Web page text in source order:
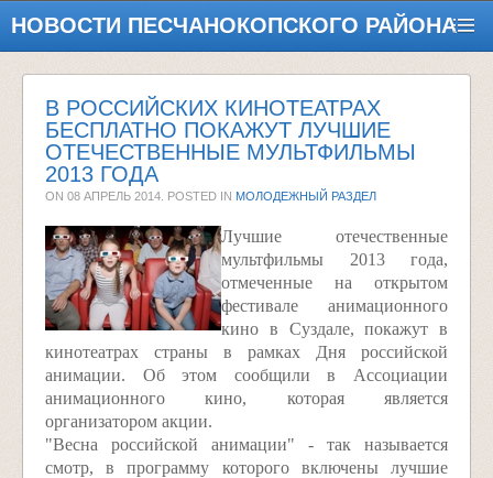
НОВОСТИ ПЕСЧАНОКОПСКОГО РАЙОНА
В РОССИЙСКИХ КИНОТЕАТРАХ
БЕСПЛАТНО ПОКАЖУТ ЛУЧШИЕ
ОТЕЧЕСТВЕННЫЕ МУЛЬТФИЛЬМЫ
2013 ГОДА
ON 08 АПРЕЛЬ 2014 . POSTED IN МОЛОДЕЖНЫЙ РАЗДЕЛ
Лучшие отечественные
мультфильмы 2013 года,
отмеченные на открытом
фестивале анимационного
кино в Суздале, покажут в
кинотеатрах страны в рамках Дня российской
анимации. Об этом сообщили в Ассоциации
анимационного кино, которая является
организатором акции.
"Весна российской анимации" - так называется
смотр, в программу которого включены лучшие